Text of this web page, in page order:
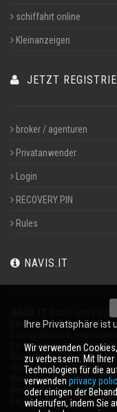
schiffahrt online
Kleinanzeigen
JETZT
broker / agenturen
Privatanwender
Login
RECOVERY PIN
Rules
NAVIS.IT
Boote und
Kaufen auf Motorboote,
Suche neue und
Kleinanzeige, um Ihr
Wenn Sie einenBroker
Meeresumwelt für Ihr
Hier finden Sie die
Segeln und technische
Ihre Privatsphäre ist
Wir verwenden
zu verbessern. Mit
Technologien für die
verwenden privacy
oder einigen der
widerrufen, indem Sie